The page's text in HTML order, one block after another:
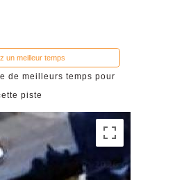
un meilleur temps
de meilleurs temps pour
piste